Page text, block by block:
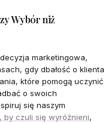
Wybór niż
marketingowa,
gdy dbałość o klienta
które pomogą uczynić
o swoich
się naszym
by czuli się wyróżnieni,